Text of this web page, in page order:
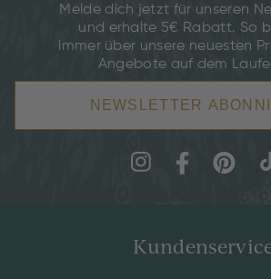
Melde dich jetzt für unseren
und erhalte 5€ Rabatt. So
immer über unsere neuesten
Angebote auf dem
NEWSLETTER